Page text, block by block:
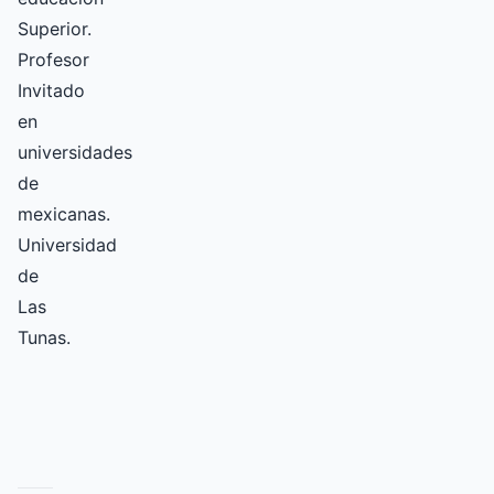
Superior.
Profesor
Invitado
en
universidades
de
mexicanas.
Universidad
de
Las
Tunas.